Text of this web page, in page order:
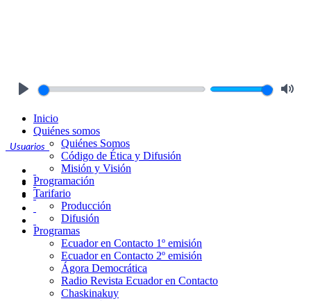
Usuarios
Inicio
Quiénes somos
Quiénes Somos
Código de Ética y Difusión
Misión y Visión
Programación
Tarifario
Producción
Difusión
Programas
Ecuador en Contacto 1º emisión
Ecuador en Contacto 2º emisión
Ágora Democrática
Radio Revista Ecuador en Contacto
Chaskinakuy